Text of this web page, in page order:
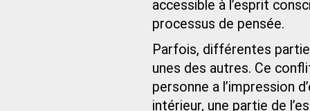
accessible à l’esprit
processus de pensée.
Parfois, différentes
unes des autres. Ce
personne a l’impression
intérieur, une partie de